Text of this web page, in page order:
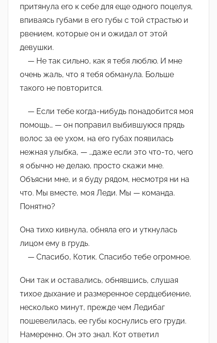
притянула его к себе для еще одного поцелуя,
впиваясь губами в его губы с той страстью и
рвением, которые он и ожидал от этой
девушки.
— Не так сильно, как я тебя люблю. И мне
очень жаль, что я тебя обманула. Больше
такого не повторится.
— Если тебе когда-нибудь понадобится моя
помощь… — он поправил выбившуюся прядь
волос за ее ухом, на его губах появилась
нежная улыбка, — …даже если это что-то, чего
я обычно не делаю, просто скажи мне.
Объясни мне, и я буду рядом, несмотря ни на
что. Мы вместе, моя Леди. Мы — команда.
Понятно?
Она тихо кивнула, обняла его и уткнулась
лицом ему в грудь.
— Спасибо, Котик. Спасибо тебе огромное.
Они так и оставались, обнявшись, слушая
тихое дыхание и размеренное сердцебиение,
несколько минут, прежде чем Ледибаг
пошевелилась, ее губы коснулись его груди.
Намеренно. Он это знал. Кот ответил